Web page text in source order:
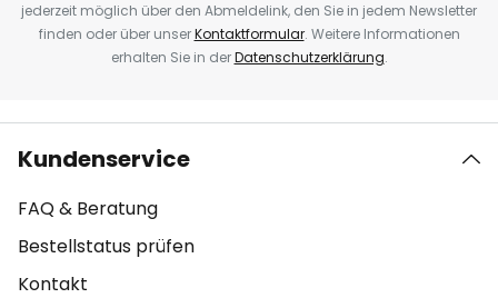
jederzeit möglich über den Abmeldelink, den Sie in jedem Newsletter
finden oder über unserKontaktformular. Weitere Informationen
erhalten Sie in derDatenschutzerklärung.
Kundenservice
FAQ & Beratung
Bestellstatus prüfen
Kontakt